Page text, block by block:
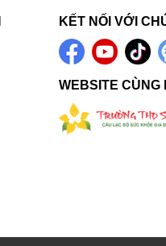
KẾT NỐI VỚI
WEBSITE CÙNG